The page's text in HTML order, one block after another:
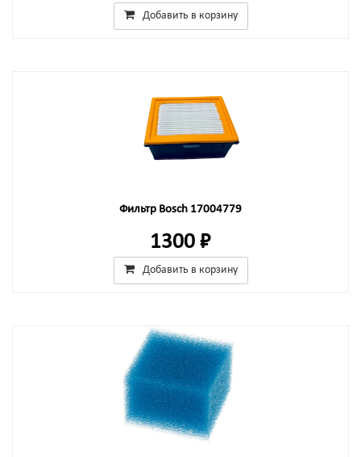
Добавить в корзину
Фильтр Bosch 17004779
1300 ₽
Добавить в корзину